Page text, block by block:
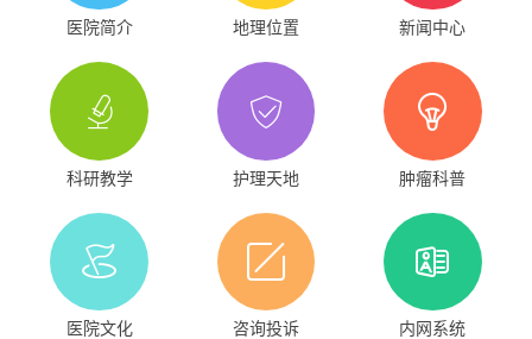
医院简介 地理位置 新闻中心
科研教学 护理天地 肿瘤科普
医院文化 咨询投诉 内网系统